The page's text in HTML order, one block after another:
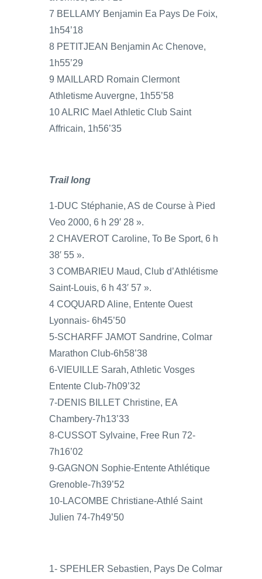
7 BELLAMY Benjamin Ea Pays De Foix,
1h54’18
8 PETITJEAN Benjamin Ac Chenove,
1h55’29
9 MAILLARD Romain Clermont
Athletisme Auvergne, 1h55’58
10 ALRIC Mael Athletic Club Saint
Affricain, 1h56’35
Trail long
1-DUC Stéphanie, AS de Course à Pied
Veo 2000, 6 h 29′ 28 ».
2 CHAVEROT Caroline, To Be Sport, 6 h
38′ 55 ».
3 COMBARIEU Maud, Club d’Athlétisme
Saint-Louis, 6 h 43′ 57 ».
4 COQUARD Aline, Entente Ouest
Lyonnais- 6h45’50
5-SCHARFF JAMOT Sandrine, Colmar
Marathon Club-6h58’38
6-VIEUILLE Sarah, Athletic Vosges
Entente Club-7h09’32
7-DENIS BILLET Christine, EA
Chambery-7h13’33
8-CUSSOT Sylvaine, Free Run 72-
7h16’02
9-GAGNON Sophie-Entente Athlétique
Grenoble-7h39’52
10-LACOMBE Christiane-Athlé Saint
Julien 74-7h49’50
1- SPEHLER Sebastien, Pays De Colmar